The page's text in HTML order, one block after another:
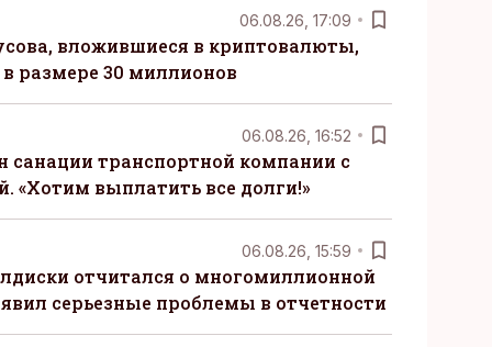
06.08.26, 17:09
вложившиеся в криптовалюты,
размере 30 миллионов
06.08.26, 16:52
санации транспортной компании с
«Хотим выплатить все долги!»
06.08.26, 15:59
отчитался о многомиллионной
серьезные проблемы в отчетности